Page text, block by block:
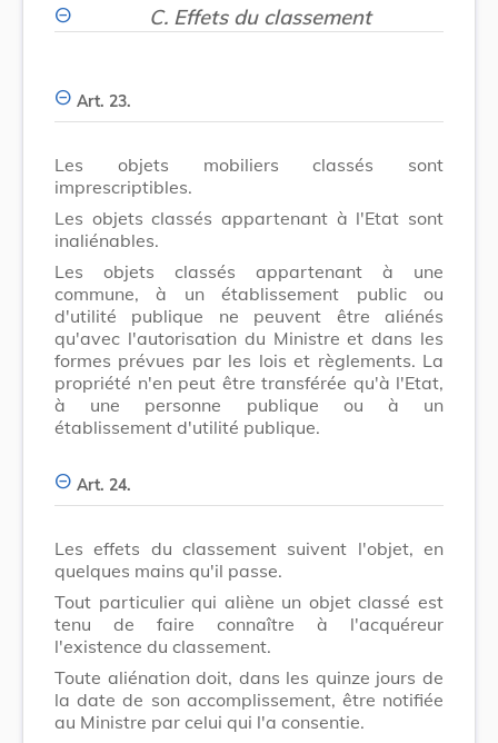
C. Effets du classement
Art. 23.
Les objets mobiliers classés sont
imprescriptibles.
Les objets classés appartenant à l'Etat sont
inaliénables.
Les objets classés appartenant à une
commune, à un établissement public ou
d'utilité publique ne peuvent être aliénés
qu'avec l'autorisation du Ministre et dans les
formes prévues par les lois et règlements. La
propriété n'en peut être transférée qu'à l'Etat,
à une personne publique ou à un
établissement d'utilité publique.
Art. 24.
Les effets du classement suivent l'objet, en
quelques mains qu'il passe.
Tout particulier qui aliène un objet classé est
tenu de faire connaître à l'acquéreur
l'existence du classement.
Toute aliénation doit, dans les quinze jours de
la date de son accomplissement, être notifiée
au Ministre par celui qui l'a consentie.